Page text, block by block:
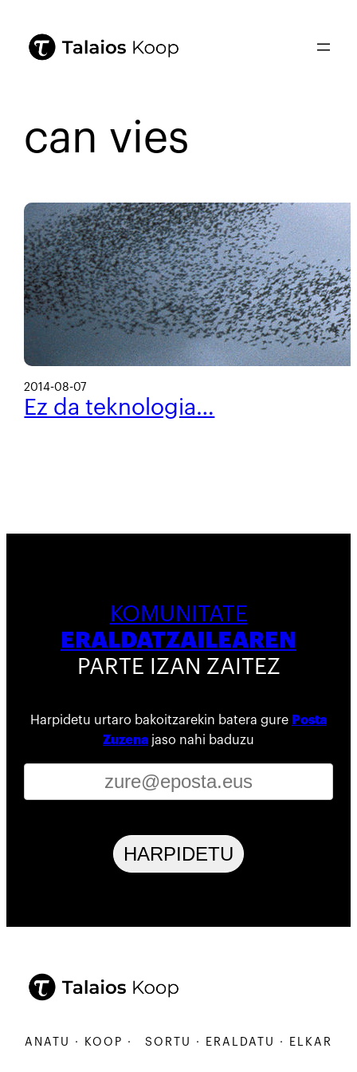
can vies
2014-08-07
Ez da teknologia…
KOMUNITATE
ERALDATZAILEAREN
PARTE IZAN ZAITEZ
Harpidetu urtaro bakoitzarekin batera gure Posta
Zuzena jaso nahi baduzu
HARPIDETU
· KOOP · SORTU · ERALDATU ·